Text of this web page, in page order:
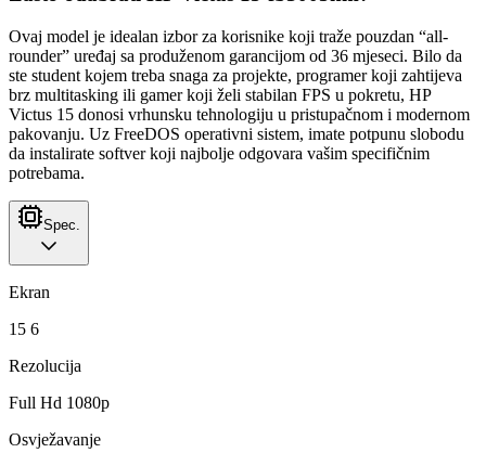
Ovaj model je idealan izbor za korisnike koji traže pouzdan “all-
rounder” uređaj sa produženom garancijom od 36 mjeseci. Bilo da
ste student kojem treba snaga za projekte, programer koji zahtijeva
brz multitasking ili gamer koji želi stabilan FPS u pokretu, HP
Victus 15 donosi vrhunsku tehnologiju u pristupačnom i modernom
pakovanju. Uz FreeDOS operativni sistem, imate potpunu slobodu
da instalirate softver koji najbolje odgovara vašim specifičnim
potrebama.
Spec.
Ekran
15 6
Rezolucija
Full Hd 1080p
Osvježavanje